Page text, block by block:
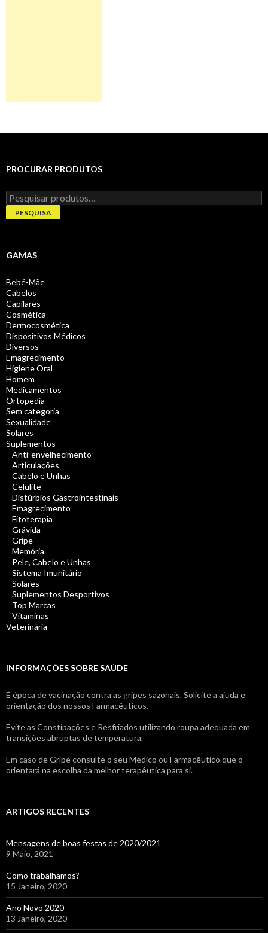
PROCURAR PRODUTOS
Pesquisar
por:
PESQUISA
GAMAS
Bebé-Mãe
Cabelos
Capilares
Cosmética
Dermocosmética
Dispositivos Médicos
Diversos
Emagrecimento
Higiene Oral
Homem
Medicamentos
Ortopedia
Sem categoria
Sexualidade
Solares
Suplementos
Anti-envelhecimento
Articulações
Cabelo e Unhas
Celulite
Distúrbios Gastrointestinais
Emagrecimento
Fitoterapia
Grávida
Gripe
Memória
Pele, Cabelo e Unhas
Sistema Imunitário
Solares
Suplementos Desportivos
Top Marcas
Vitaminas
Veterinária
INFORMAÇÕES SOBRE SAÚDE
É época de vacinação contra as gripes sazonais. Solicite a ajuda e
orientação dos nossos Farmacêuticos.
Evite as Constipações e Resfriados utilizando roupa adequada em
transições abruptas de temperatura.
Em caso de Gripe consulte o seu Médico ou Farmacêutico que o
orientará na escolha da melhor terapêutica para si.
ARTIGOS RECENTES
Mensagens de boas festas de 2020/2021
9 Maio, 2021
Como trabalhamos?
15 Janeiro, 2020
Ano Novo 2020
13 Janeiro, 2020